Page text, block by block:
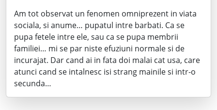
Am tot observat un fenomen omniprezent in viata
sociala, si anume… pupatul intre barbati. Ca se
pupa fetele intre ele, sau ca se pupa membrii
familiei… mi se par niste efuziuni normale si de
incurajat. Dar cand ai in fata doi malai cat usa, care
atunci cand se intalnesc isi strang mainile si intr-o
secunda…